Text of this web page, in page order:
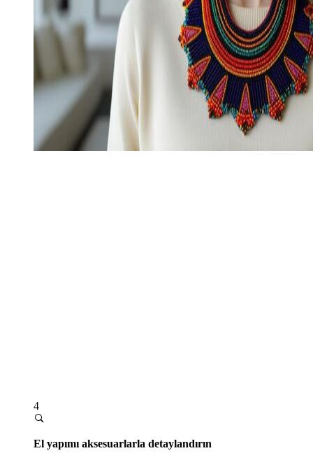
4
El yapımı aksesuarlarla detaylandırın